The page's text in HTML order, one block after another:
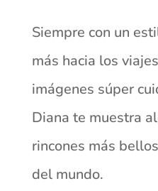
Siempre con un
más hacia los
imágenes súper
Diana te muestra
rincones más
del mundo.